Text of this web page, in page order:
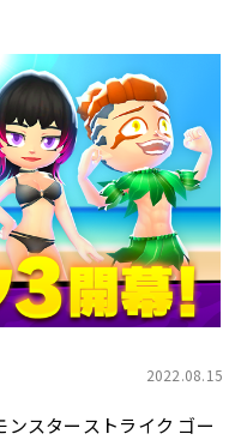
2022.08.15
スターストライク ゴー